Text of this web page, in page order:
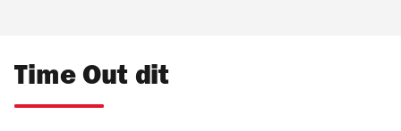
Time Out dit